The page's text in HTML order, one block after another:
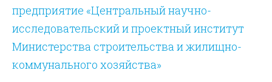
предприятие «Центральный научно-
исследовательский и проектный институт
Министерства строительства и жилищно-
коммунального хозяйства»